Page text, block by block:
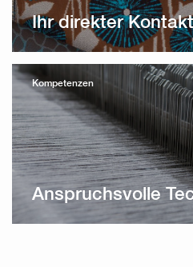
Ihr direkter
Kompetenzen
Anspruchsvolle